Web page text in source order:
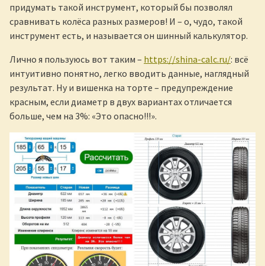
придумать такой инструмент, который бы позволял
сравнивать колёса разных размеров! И – о, чудо, такой
инструмент есть, и называется он шинный калькулятор.
Лично я пользуюсь вот таким – https://shina-calc.ru/: всё
интуитивно понятно, легко вводить данные, наглядный
результат. Ну и вишенка на торте – предупреждение
красным, если диаметр в двух вариантах отличается
больше, чем на 3%: «Это опасно!!!».